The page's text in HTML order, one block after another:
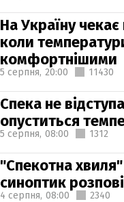
На Україну
коли
комфортнішими
5 серпня, 20:00 11430
Спека не
опуститься
5 серпня, 08:00 1312
"Спекотна
синоптик
4 серпня, 08:00 2340